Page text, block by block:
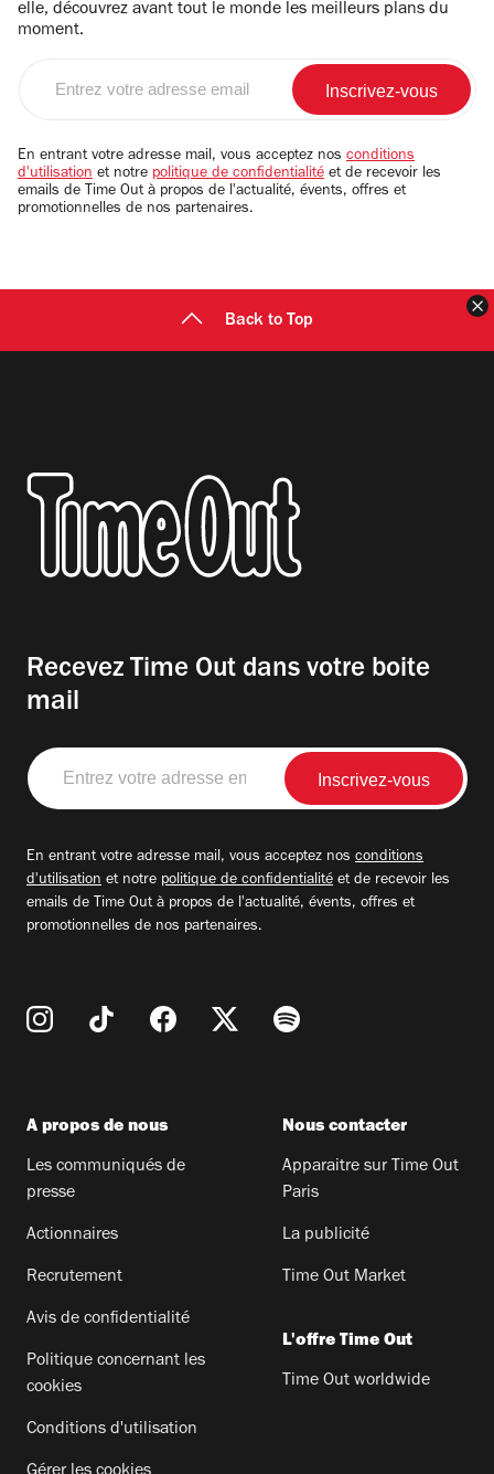
elle, découvrez avant tout le monde les meilleurs plans du
moment.
email
En entrant votre adresse mail, vous acceptez nos conditions
d'utilisation et notre politique de confidentialité et de recevoir les
emails de Time Out à propos de l'actualité, évents, offres et
promotionnelles de nos partenaires.
Back to Top
Recevez Time Out dans votre boite
mail
Entrez
votre
adresse
En entrant votre adresse mail, vous acceptez nos conditions
d'utilisation et notre politique de confidentialité et de recevoir les
emails de Time Out à propos de l'actualité, évents, offres et
promotionnelles de nos partenaires.
A propos de nous
Les communiqués de
presse
Actionnaires
Recrutement
Avis de confidentialité
Politique concernant les
cookies
Conditions d'utilisation
Nous contacter
Apparaitre sur Time Out
Paris
La publicité
Time Out Market
L'offre Time Out
Time Out worldwide